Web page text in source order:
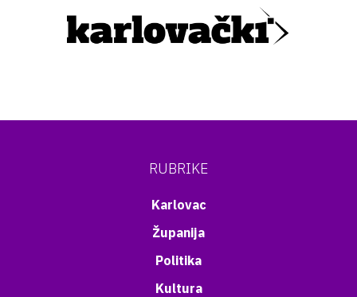
RUBRIKE
Karlovac
Županija
Politika
Kultura